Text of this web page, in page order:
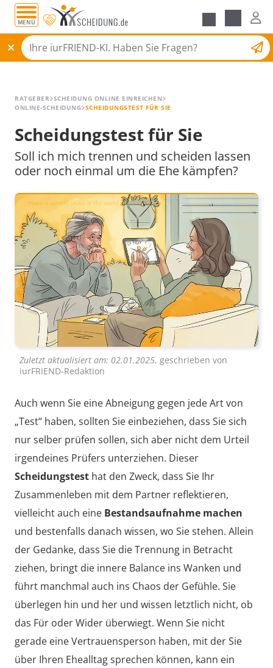
MENÜ
Scheidungsantrag
Alle Ratgeber
RATGEBER SCHEIDUNG ONLINE EINREICHEN
ONLINE-SCHEIDUNG SCHEIDUNGSTEST FÜR SIE
Scheidungstest für Sie
Soll ich mich trennen und scheiden lassen
oder noch einmal um die Ehe kämpfen?
Zuletzt aktualisiert am: 02.01.2025, geschrieben von
iurFRIEND-Redaktion
Auch wenn Sie eine Abneigung gegen jede Art von
„Test“ haben, sollten Sie einbeziehen, dass Sie sich
nur selber prüfen sollen, sich aber nicht dem Urteil
irgendeines Prüfers unterziehen. Dieser
Scheidungstest hat den Zweck, dass Sie Ihr
Zusammenleben mit dem Partner reflektieren,
vielleicht auch eine Bestandsaufnahme machen
und bestenfalls danach wissen, wo Sie stehen. Allein
der Gedanke, dass Sie die Trennung in Betracht
ziehen, bringt die innere Balance ins Wanken und
führt manchmal auch ins Chaos der Gefühle. Sie
überlegen hin und her und wissen letztlich nicht, ob
das Für oder Wider überwiegt. Wenn Sie nicht
gerade eine Vertrauensperson haben, mit der Sie
über Ihren Ehealltag sprechen können, kann ein